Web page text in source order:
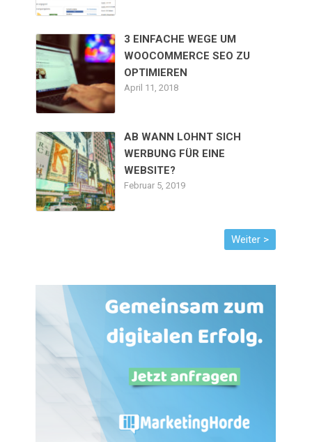
3 EINFACHE WEGE UM
WOOCOMMERCE SEO ZU
OPTIMIEREN
April 11, 2018
AB WANN LOHNT SICH
WERBUNG FÜR EINE
WEBSITE?
Februar 5, 2019